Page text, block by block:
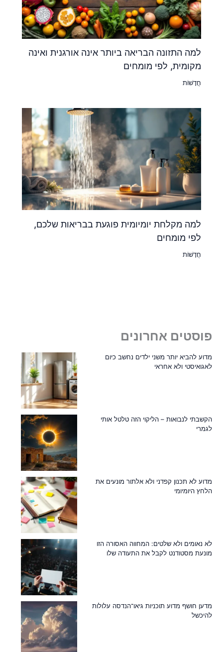
למה התזונה הבריאה ביותר אינה אורגנית ואינה
מקומית, לפי מומחים
חֲדָשׁוֹת
למה מקלחת יומיומית פוגעת בבריאות שלכם,
לפי מומחים
חֲדָשׁוֹת
פוסטים אחרונים
מדוע להביא יותר משני ילדים נחשב כיום
לאגואיסטי ולא אחראי
הקשבתי לנבואות – הליקוי הזה טלטל אותי
לגמרי
מדוע לא תכנון קפדני ולא אלתור מונעים את
הלחץ היומיומי
לא נאומים ולא שלטים: המחווה האסורה הזו
מונעת מסטודנט לקבל את התעודה שלו
מדען חושף מדוע תוכניות גיאו־הנדסה עלולות
להיכשל